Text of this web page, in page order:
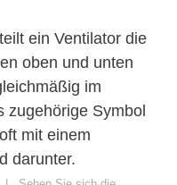
ein Ventilator die
oben und unten
im
zugehörige Symbol
mit einem
darunter.